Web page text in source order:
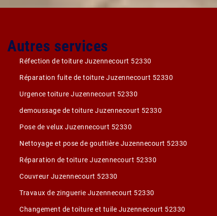
Autres services
Réfection de toiture Juzennecourt 52330
Réparation fuite de toiture Juzennecourt 52330
Urgence toiture Juzennecourt 52330
demoussage de toiture Juzennecourt 52330
Pose de velux Juzennecourt 52330
Nettoyage et pose de gouttière Juzennecourt 52330
Réparation de toiture Juzennecourt 52330
Couvreur Juzennecourt 52330
Travaux de zinguerie Juzennecourt 52330
Changement de toiture et tuile Juzennecourt 52330